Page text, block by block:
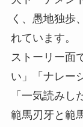
く、愚地独歩
れています。
ストーリー面
い」「ナレー
「一気読みし
範馬刃牙と範